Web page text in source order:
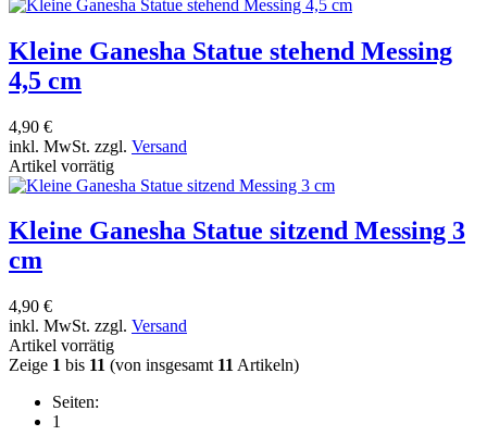
Kleine Ganesha Statue stehend Messing
4,5 cm
4,90 €
inkl. MwSt. zzgl. Versand
Artikel vorrätig
Kleine Ganesha Statue sitzend Messing 3
cm
4,90 €
inkl. MwSt. zzgl. Versand
Artikel vorrätig
Zeige 1 bis 11 (von insgesamt 11 Artikeln)
Seiten:
1